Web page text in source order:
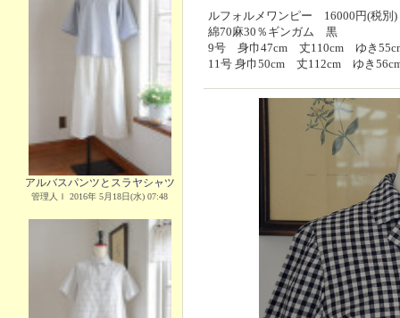
アルバスパンツとスラヤシャツ
管理人Ｉ 2016年 5月18日(水) 07:48
ルフォルメワンピー 16000円(税別)
綿70麻30％ギンガム 黒
9号 身巾47cm 丈110cm ゆき
11号 身巾50cm 丈112cm ゆき